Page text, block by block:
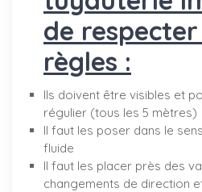
de
règles :
Ils doivent être visibles et
régulier (tous les 5 mètres)
Il faut les poser dans le
fluide
Il faut les placer près des
changements de direction